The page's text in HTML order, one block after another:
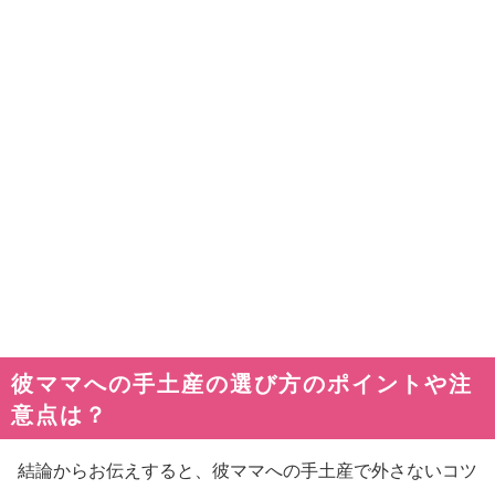
彼ママへの手土産の選び方のポイントや注
意点は？
結論からお伝えすると、彼ママへの手土産で外さないコツ